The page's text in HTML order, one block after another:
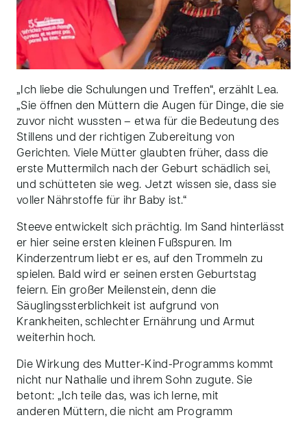
„Ich liebe die Schulungen und Treffen“, erzählt Lea.
„Sie öffnen den Müttern die Augen für Dinge, die sie
zuvor nicht wussten – etwa für die Bedeutung des
Stillens und der richtigen Zubereitung von
Gerichten. Viele Mütter glaubten früher, dass die
erste Muttermilch nach der Geburt schädlich sei,
und schütteten sie weg. Jetzt wissen sie, dass sie
voller Nährstoffe für ihr Baby ist.“
Steeve entwickelt sich prächtig. Im Sand hinterlässt
er hier seine ersten kleinen Fußspuren. Im
Kinderzentrum liebt er es, auf den Trommeln zu
spielen. Bald wird er seinen ersten Geburtstag
feiern. Ein großer Meilenstein, denn die
Säuglingssterblichkeit ist aufgrund von
Krankheiten, schlechter Ernährung und Armut
weiterhin hoch.
Die Wirkung des Mutter-Kind-Programms kommt
nicht nur Nathalie und ihrem Sohn zugute. Sie
betont: „Ich teile das, was ich lerne, mit
anderen Müttern, die nicht am Programm